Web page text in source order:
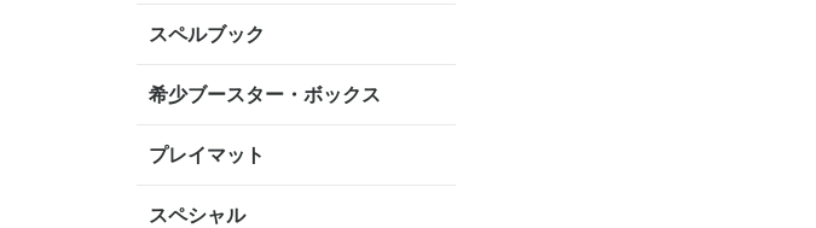
スペルブック
希少ブースター・ボックス
プレイマット
スペシャル